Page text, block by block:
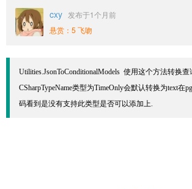
cxy 发布于1个月前
悬赏：5 飞吻
Utilities.JsonToConditionalModels  使用这个方法转换
CSharpTypeName类型为TimeOnly会默认转换为text在
码看到是没有支持此类型是否可以添加上.